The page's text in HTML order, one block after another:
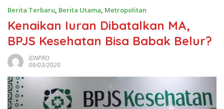
Berita Terbaru, Berita Utama, Metropolitan
Kenaikan Iuran Dibatalkan MA,
BPJS Kesehatan Bisa Babak Belur?
IDNPRO
09/03/2020